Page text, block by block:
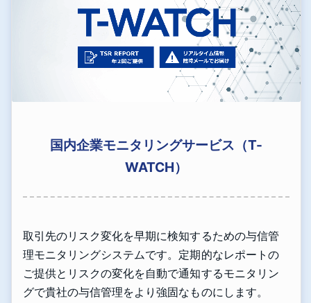
国内企業モニタリングサービス（T-
WATCH）
取引先のリスク変化を早期に検知するための与信管
理モニタリングシステムです。定期的なレポートの
ご提供とリスクの変化を自動で通知するモニタリン
グで貴社の与信管理をより強固なものにします。